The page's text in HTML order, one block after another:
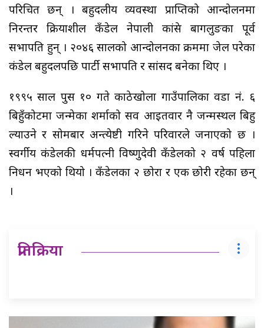
परिचित छन् । बहुदलीय व्यवस्था प्राप्तिको आन्दोलनमा
निरन्तर क्रियाशील कँडेल नेपाली कांग्रेस बागलुङका पूर्व
सभापति हुन् । २०४६ सालको आन्दोलनका क्रममा जेल परेका
कंडेल बहुदलपछि पार्टी सभापति र सांसद बनेका थिए ।
१९९५ साल पुस १० गते काठेखोला गाउँपालिका वडा नं. ६
बिहुँकोटमा जन्मेका शर्माको सव आइतवार नै जन्मस्थल बिहु
ल्याउने र सोमबार अन्त्येष्टी गरिने परिवारले जनाएको छ ।
स्वर्गीय कंडेलकी धर्मपत्नी विष्णुदेवी कँडेलको २ वर्ष पहिला
निधन भएको थियो । कँडेलका २ छोरा र एक छोरी रहेका छन्
।
प्रतिक्रिया